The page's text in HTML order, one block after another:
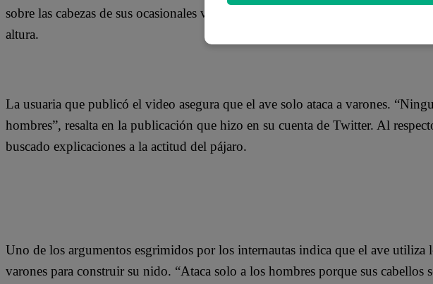
sobre las cabezas de sus ocasionales víctimas, a los que ataca dándole un
altura.
La usuaria que publicó el video asegura que el ave solo ataca a varones.
hombres”, resalta en la publicación que hizo en su cuenta de Twitter. Al
buscado explicaciones a la actitud del pájaro.
Uno de los argumentos esgrimidos por los internautas indica que el ave utiliza
varones para construir su nido. “Ataca solo a los hombres porque sus cabellos